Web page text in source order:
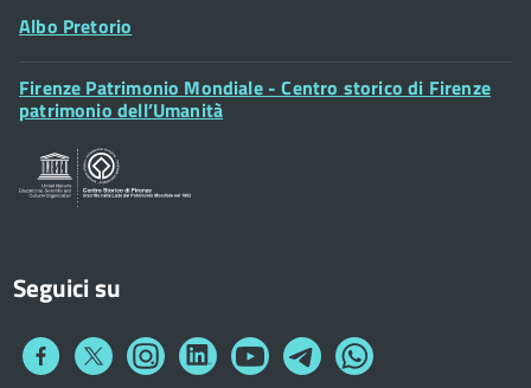
Posta Elettronica Certificata
Albo Pretorio
Footer
Widget
Firenze Patrimonio Mondiale - Centro storico di Firenze
patrimonio dell’Umanità
Seguici su
Collegamento
Collegamento
a
Collegamento
a
Collegamento
a
Collegamento
a
Collegamento
a
Collegamento
a